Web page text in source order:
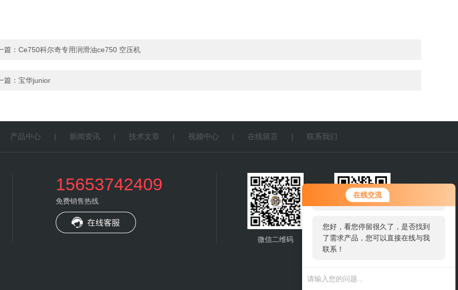
在线交流
您好！欢迎前来咨询，很高兴为您
服务，请问您要咨询什么问题呢？
您好，看您停留很久了，是否找到
了需求产品，您可以直接在线与我
联系！
篇： Ce750科尔奇专用润滑油ce750 空压机
篇： 宝华junior
产品中心 | 新闻资讯 | 技术文章 | 视频中心 | 在线留言 | 联系我们
15653742409
免费销售热线
微信二维码 网站二维码